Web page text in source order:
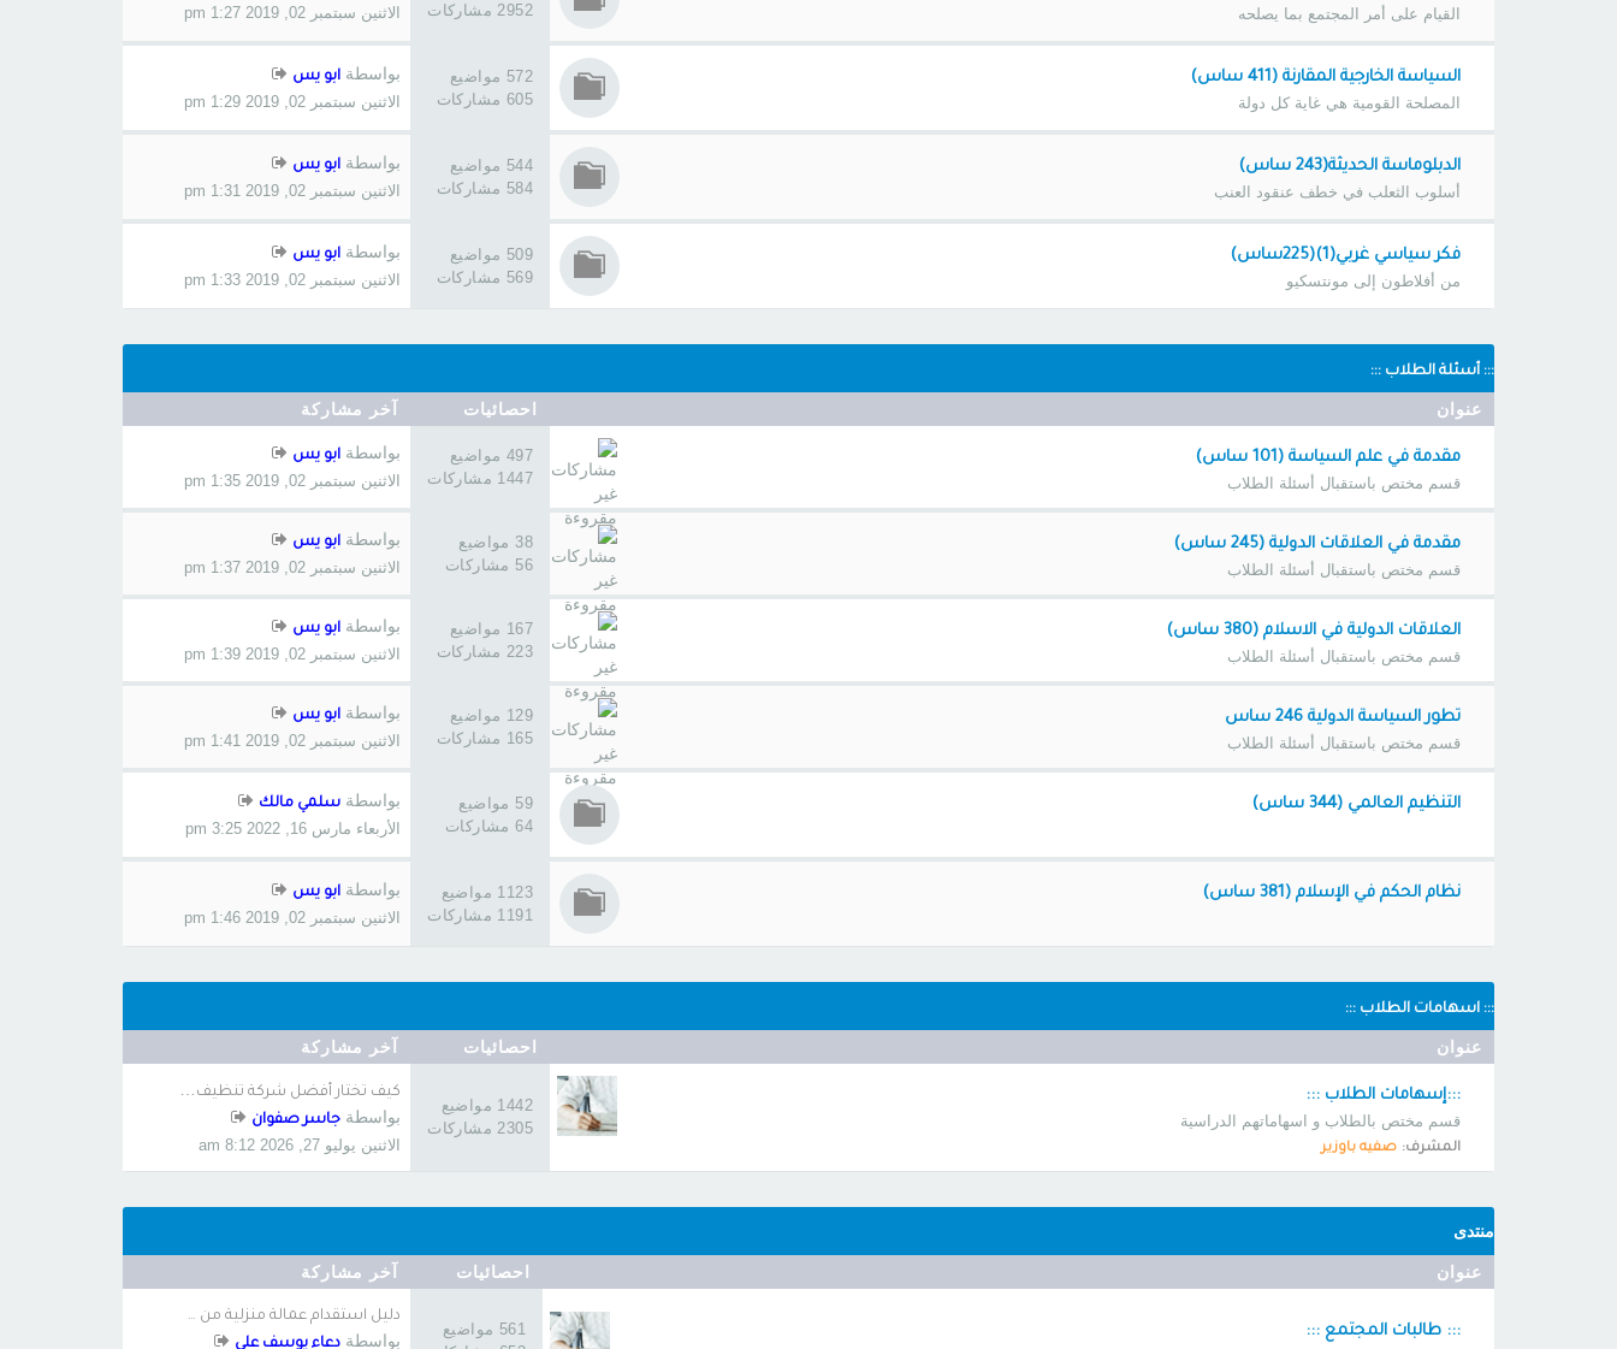
القيام على أمر المجتمع بما يصلحه
2952 مشاركات
الاثنين سبتمبر 02, 2019 1:27 pm
السياسة الخارجية المقارنة (411 ساس)
المصلحة القومية هي غاية كل دولة
572 مواضيع
605 مشاركات
بواسطة ابو يس
الاثنين سبتمبر 02, 2019 1:29 pm
الدبلوماسة الحديثة(243 ساس)
أسلوب الثعلب في خطف عنقود العنب
544 مواضيع
584 مشاركات
بواسطة ابو يس
الاثنين سبتمبر 02, 2019 1:31 pm
فكر سياسي غربي(1)(225ساس)
من أفلاطون إلى مونتسكيو
509 مواضيع
569 مشاركات
بواسطة ابو يس
الاثنين سبتمبر 02, 2019 1:33 pm
::: أسئلة الطلاب :::
عنوان احصائيات آخر مشاركة
مقدمة في علم السياسة (101 ساس)
قسم مختص باستقبال أسئلة الطلاب
497 مواضيع
1447 مشاركات
بواسطة ابو يس
الاثنين سبتمبر 02, 2019 1:35 pm
مقدمة في العلاقات الدولية (245 ساس)
قسم مختص باستقبال أسئلة الطلاب
38 مواضيع
56 مشاركات
بواسطة ابو يس
الاثنين سبتمبر 02, 2019 1:37 pm
العلاقات الدولية في الاسلام (380 ساس)
قسم مختص باستقبال أسئلة الطلاب
167 مواضيع
223 مشاركات
بواسطة ابو يس
الاثنين سبتمبر 02, 2019 1:39 pm
تطور السياسة الدولية 246 ساس
قسم مختص باستقبال أسئلة الطلاب
129 مواضيع
165 مشاركات
بواسطة ابو يس
الاثنين سبتمبر 02, 2019 1:41 pm
التنظيم العالمي (344 ساس)
59 مواضيع
64 مشاركات
بواسطة سلمي مالك
الأربعاء مارس 16, 2022 3:25 pm
نظام الحكم في الإسلام (381 ساس)
1123 مواضيع
1191 مشاركات
بواسطة ابو يس
الاثنين سبتمبر 02, 2019 1:46 pm
::: اسهامات الطلاب :::
عنوان احصائيات آخر مشاركة
:::إسهامات الطلاب :::
قسم مختص بالطلاب و اسهاماتهم الدراسية
المشرف: صفيه باوزير
1442 مواضيع
2305 مشاركات
بواسطة جاسر صفوان
الاثنين يوليو 27, 2026 8:12 am
منتدى
عنوان احصائيات آخر مشاركة
::: طالبات المجتمع :::
561 مواضيع
دليل استقدام عمالة منزلية من …
بواسطة دعاء يوسف علي